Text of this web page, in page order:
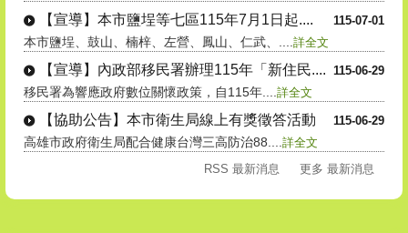
115-07-01
【宣導】本市鹽埕等七區115年7月1日起....
本市鹽埕、鼓山、楠梓、左營、鳳山、仁武、.... 詳全文
115-06-29
【宣導】內政部移民署辦理115年「新住民....
移民署為響應政府數位關懷政策，自115年.... 詳全文
115-06-29
【協助公告】本市衛生局線上有獎徵答活動
高雄市政府衛生局配合健康台灣三高防治88.... 詳全文
RSS 最新消息
更多 最新消息